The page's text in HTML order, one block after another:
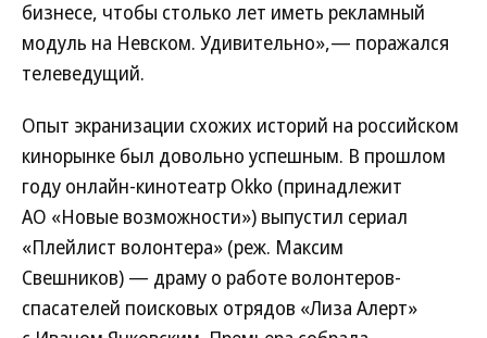
бизнесе, чтобы столько лет иметь рекламный
модуль на Невском. Удивительно»,— поражался
телеведущий.
Опыт экранизации схожих историй на российском
кинорынке был довольно успешным. В прошлом
году онлайн-кинотеатр Okko (принадлежит
АО «Новые возможности») выпустил сериал
«Плейлист волонтера» (реж. Максим
Свешников) — драму о работе волонтеров-
спасателей поисковых отрядов «Лиза Алерт»